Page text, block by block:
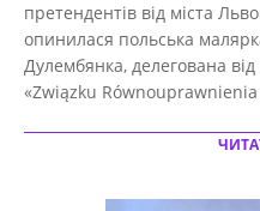
претендентів від міста
опинилася польська
Дулембянка, делегована
«Związku